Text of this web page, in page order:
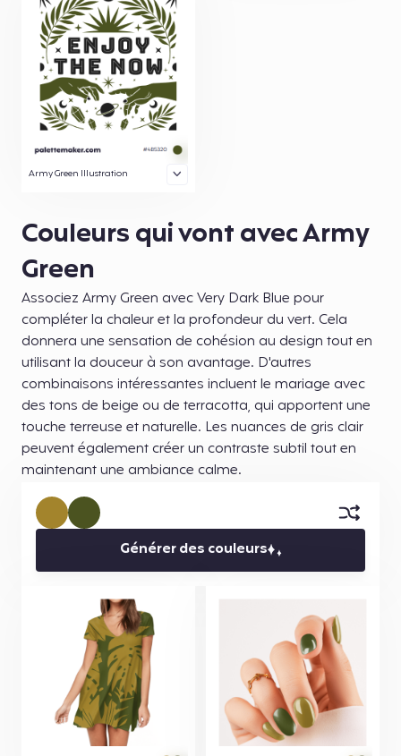
Army Green Illustration
Couleurs qui vont avec Army
Green
Associez Army Green avec Very Dark Blue pour
compléter la chaleur et la profondeur du vert. Cela
donnera une sensation de cohésion au design tout en
utilisant la douceur à son avantage. D'autres
combinaisons intéressantes incluent le mariage avec
des tons de beige ou de terracotta, qui apportent une
touche terreuse et naturelle. Les nuances de gris clair
peuvent également créer un contraste subtil tout en
maintenant une ambiance calme.
Générer des couleurs